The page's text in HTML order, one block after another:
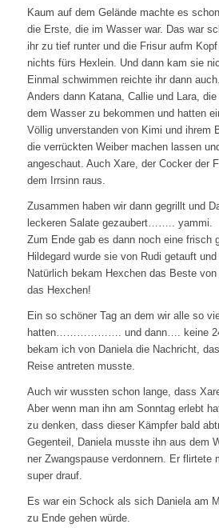
Kaum auf dem Gelände machte es
die Erste, die im Wasser war. Das war
ihr zu tief runter und die Frisur aufm
nichts fürs Hexlein. Und dann kam sie
Einmal schwimmen reichte ihr dann auch.
Anders dann Katana, Callie und Lara,
dem Wasser zu bekommen und hatten
Völlig unverstanden von Kimi und ihrem
die verrückten Weiber machen lassen
angeschaut. Auch Xare, der Cocker der
dem Irrsinn raus.
Zusammen haben wir dann gegrillt und
leckeren Salate gezaubert…….. yammi.
Zum Ende gab es dann noch eine frisch
Hildegard wurde sie von Rudi getauft
Natürlich bekam Hexchen das Beste
das Hexchen!
Ein so schöner Tag an dem wir alle so
hatten………………. und dann…. keine 24
bekam ich von Daniela die Nachricht,
Reise antreten musste.
Auch wir wussten schon lange, dass
Aber wenn man ihn am Sonntag erlebt
zu denken, dass dieser Kämpfer bald
Gegenteil, Daniela musste ihn aus dem
ner Zwangspause verdonnern. Er flirtete
super drauf.
Es war ein Schock als sich Daniela am
zu Ende gehen würde.